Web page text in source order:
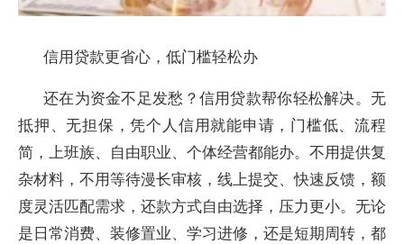
信用贷款更省心，低门槛轻松办
还在为资金不足发愁？信用贷款帮你轻松解决。无
抵押、无担保，凭个人信用就能申请，门槛低、流程
简，上班族、自由职业、个体经营都能办。不用提供复
杂材料，不用等待漫长审核，线上提交、快速反馈，额
度灵活匹配需求，还款方式自由选择，压力更小。无论
是日常消费、装修置业、学习进修，还是短期周转，都